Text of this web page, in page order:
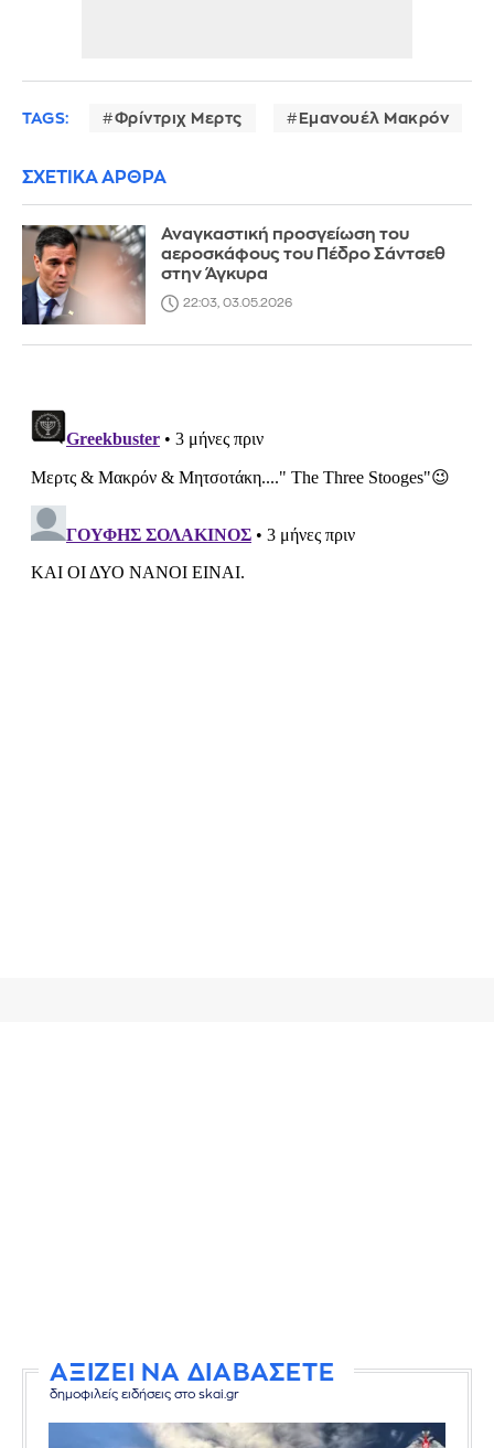
TAGS: Φρίντριχ Μερτς Εμανουέλ Μακρόν
ΣΧΕΤΙΚΑ ΑΡΘΡΑ
Αναγκαστική προσγείωση του
αεροσκάφους του Πέδρο Σάντσεθ
στην Άγκυρα
22:03, 03.05.2026
ΑΞΙΖΕΙ ΝΑ ΔΙΑΒΑΣΕΤΕ
δημοφιλείς ειδήσεις στο skai.gr